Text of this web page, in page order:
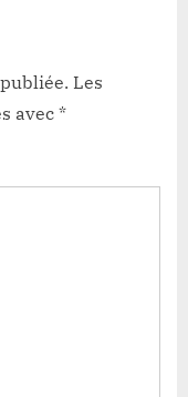
Les
avec *